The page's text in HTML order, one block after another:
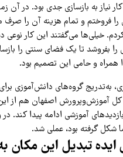
به بازسازی جدی بود. در آن
و تمام هزینه آن را صرف مرمت
می‌گفتند این کار نوعی
تا یک فضای سنتی را بازسازی
و حامی این تصمیم بود.
گروه‌های دانش‌آموزی برای
اصفهان هم از این
آموزشی ادامه پیدا کند. در
بود، عملی شد.
تبدیل این مکان به